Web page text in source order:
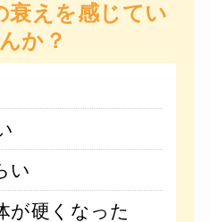
衰えを感じてい
か？
い
が硬くなった